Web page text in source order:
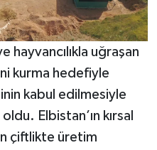
hayvancılıkla uğraşan
kurma hedefiyle
kabul edilmesiyle
Elbistan’ın kırsal
çiftlikte üretim